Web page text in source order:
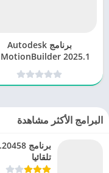
برنامج Autodesk
التفعيل مدى الحياة
البرامج الأكثر مشاهدة
تلقائيا